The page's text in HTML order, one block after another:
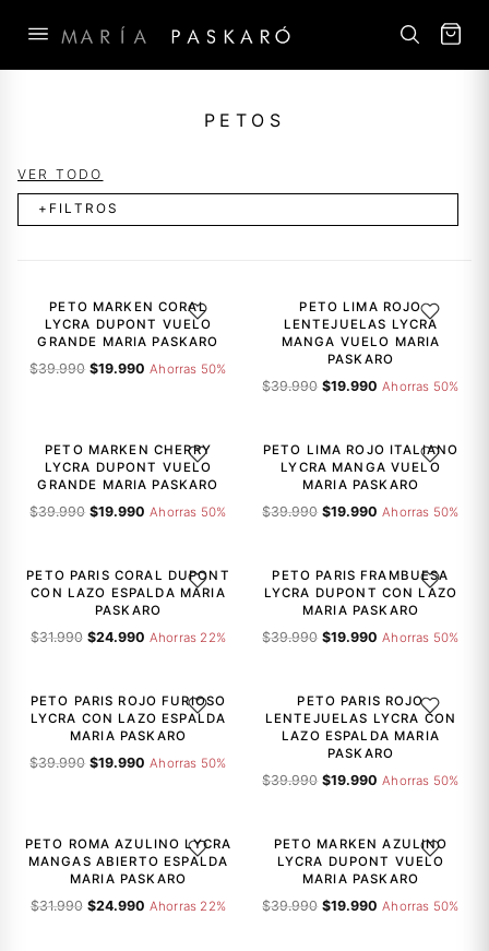
PETOS
VER TODO
+FILTROS
AGREGAR A LA LISTA DE DESEOS
PETO MARKEN CORAL
LYCRA DUPONT VUELO
GRANDE MARIA PASKARO
$39.990
El
$39.990.
$19.990
El
$19.990.
Ahorras 50%
AGREGAR
PETO LIMA ROJO
LENTEJUELAS LYCRA
MANGA VUELO MARIA
PASKARO
$39.990
El
era:
$39.990.
$19.990
El
es:
$19.990.
Ahorras 50%
AGREGAR A LA LISTA DE DESEOS
PETO MARKEN CHERRY
LYCRA DUPONT VUELO
GRANDE MARIA PASKARO
$39.990
El
era:
$39.990.
$19.990
El
es:
$19.990.
Ahorras 50%
AGREGAR
PETO LIMA ROJO ITALIANO
LYCRA MANGA VUELO
MARIA PASKARO
$39.990
El
era:
$39.990.
$19.990
El
es:
$19.990.
Ahorras 50%
AGREGAR A LA LISTA DE DESEOS
PETO PARIS CORAL DUPONT
CON LAZO ESPALDA MARIA
PASKARO
$31.990
El
era:
$31.990.
$24.990
El
es:
$24.990.
Ahorras 22%
AGREGAR
PETO PARIS FRAMBUESA
LYCRA DUPONT CON LAZO
MARIA PASKARO
$39.990
El
era:
$39.990.
$19.990
El
es:
$19.990.
Ahorras 50%
AGREGAR A LA LISTA DE DESEOS
PETO PARIS ROJO FURIOSO
LYCRA CON LAZO ESPALDA
MARIA PASKARO
$39.990
El
$39.990.
$19.990
El
$19.990.
Ahorras 50%
AGREGAR
PETO PARIS ROJO
LENTEJUELAS LYCRA CON
LAZO ESPALDA MARIA
PASKARO
$39.990
El
era:
$39.990.
$19.990
El
es:
$19.990.
Ahorras 50%
AGREGAR A LA LISTA DE DESEOS
PETO ROMA AZULINO LYCRA
MANGAS ABIERTO ESPALDA
MARIA PASKARO
$31.990
El
$24.990
El
Ahorras 22%
AGREGAR
PETO MARKEN AZULINO
LYCRA DUPONT VUELO
MARIA PASKARO
$39.990
El
$19.990
El
Ahorras 50%